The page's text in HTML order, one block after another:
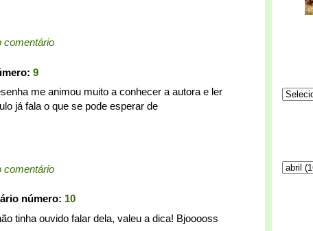
comentário
9
me animou muito a conhecer a autora e ler
já fala o que se pode esperar de
comentário
número: 10
tinha ouvido falar dela, valeu a dica! Bjooooss